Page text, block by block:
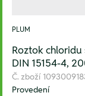
PLUM
Roztok chloridu
DIN 15154-4,
Č. zboží
Provedení